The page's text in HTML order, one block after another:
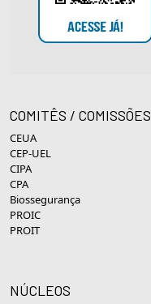
COMITÊS / COMISSÕES
CEUA
CEP-UEL
CIPA
CPA
Biossegurança
PROIC
PROIT
NÚCLEOS